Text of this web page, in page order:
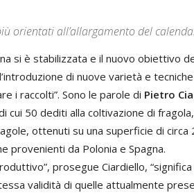
orientati all’allargamento del
si è stabilizzata e il nuovo obiettivo
di nuove varietà e
i raccolti”. Sono le parole di Pietro
cui 50 dediti alla coltivazione di
ottenuti su una superficie di
provenienti da Polonia e Spagna.
prosegue Ciardiello,
validità di quelle attualmente